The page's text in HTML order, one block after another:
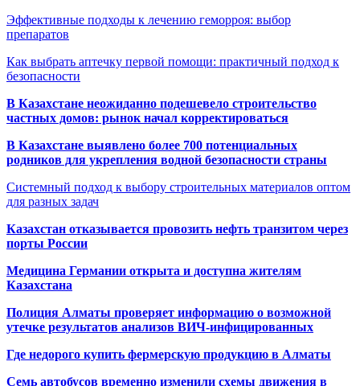
Эффективные подходы к лечению геморроя: выбор
препаратов
Как выбрать аптечку первой помощи: практичный подход к
безопасности
В Казахстане неожиданно подешевело строительство
частных домов: рынок начал корректироваться
В Казахстане выявлено более 700 потенциальных
родников для укрепления водной безопасности страны
Системный подход к выбору строительных материалов оптом
для разных задач
Казахстан отказывается провозить нефть транзитом через
порты России
Медицина Германии открыта и доступна жителям
Казахстана
Полиция Алматы проверяет информацию о возможной
утечке результатов анализов ВИЧ-инфицированных
Где недорого купить фермерскую продукцию в Алматы
Семь автобусов временно изменили схемы движения в